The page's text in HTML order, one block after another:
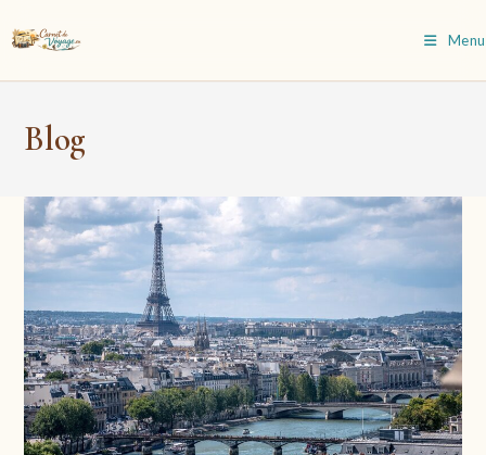
to
Menu
Blog